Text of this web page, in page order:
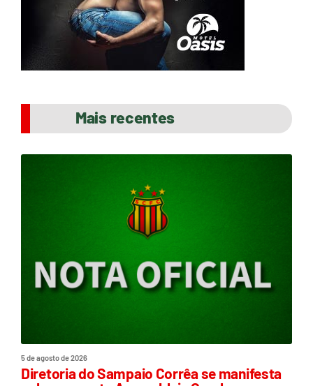
Mais recentes
5 de agosto de 2026
Diretoria do Sampaio Corrêa se manifesta